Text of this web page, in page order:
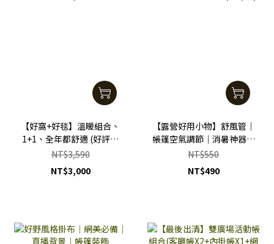
【好窩+好毯】溫暖組合、
1+1、全年都舒適 (好評熱
賣中)
NT$3,590
NT$3,000
【露營好用小物】舒風管｜
帳篷空氣調節｜消暑神器｜
抗返潮利器-AY02308 (1入/
組)
NT$550
NT$490